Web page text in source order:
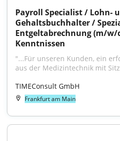
Payroll Specialist / Lohn-
Gehaltsbuchhalter /
Entgeltabrechnung (m/w/
Kenntnissen
"...Für unseren Kunden, ein
aus der Medizintechnik mit
TIMEConsult GmbH
Frankfurt am Main